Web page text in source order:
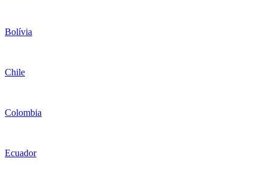
Bolívia
Chile
Colombia
Ecuador